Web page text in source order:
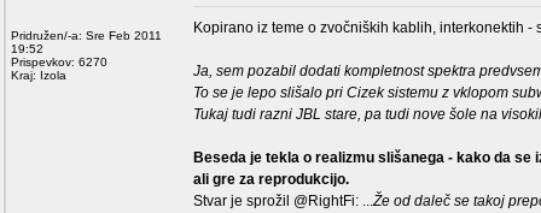
Pridružen/-a: Sre Feb 2011
19:52
Prispevkov: 6270
Kraj: Izola
Kopirano iz teme o zvočniških kablih, interkonektih
Ja, sem pozabil dodati kompletnost spektra
To se je lepo slišalo pri Cizek sistemu z vklopom
Tukaj tudi razni JBL stare, pa tudi nove šole na
Beseda je tekla o realizmu slišanega - kako da
ali gre za reprodukcijo.
Stvar je sprožil @RightFi: ...Že od daleč se takoj